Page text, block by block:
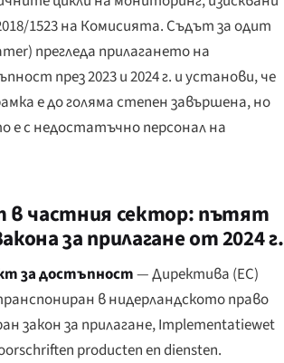
1523 на Комисията. Съдът за одит
) прегледа прилагането на
през 2023 и 2024 г. и установи, че
е до голяма степен завършена, но
е с недостатъчно персонал на
в частния сектор: пътят
за прилагане от 2024 г.
за достъпност— Директива (ЕС)
в нидерландското право
закон за прилагане,Implementatiewet
producten en diensten.